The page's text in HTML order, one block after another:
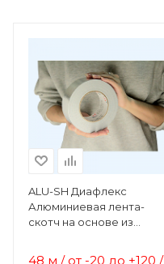
ALU-SH Диафлекс
Алюминиевая лента-
скотч на основе из
48 м / от -20 до +120 /